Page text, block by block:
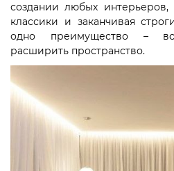
создании любых интерьеров,
классики и заканчивая
одно преимущество –
расширить пространство.